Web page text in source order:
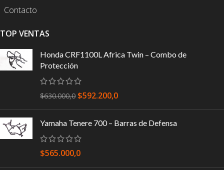
Contacto
TOP VENTAS
Honda CRF1100L Africa Twin – Combo de
Protección
$630.000,0 $592.200,0
Yamaha Tenere 700 – Barras de Defensa
$565.000,0